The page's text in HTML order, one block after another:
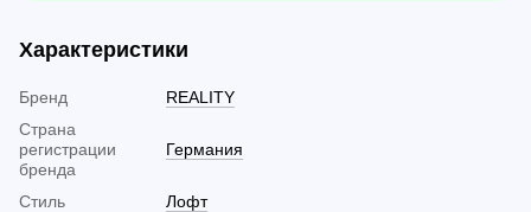
Характеристики
Бренд
REALITY
Страна
регистрации
бренда
Германия
Стиль
Лофт